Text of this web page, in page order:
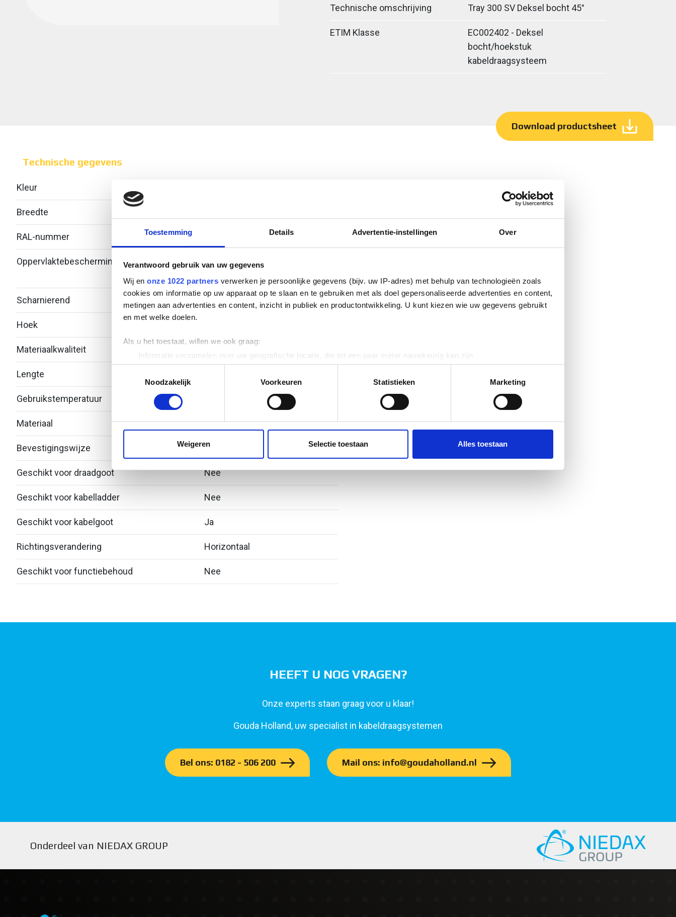
Toestemming Details Advertentie-instellingen Over
Verantwoord gebruik van uw gegevens
Wij en onze 1022 partners verwerken je persoonlijke gegevens (bijv. uw IP-adres) met behulp van technologieën zoals
cookies om informatie op uw apparaat op te slaan en te gebruiken met als doel gepersonaliseerde advertenties en content,
metingen aan advertenties en content, inzicht in publiek en productontwikkeling. U kunt kiezen wie uw gegevens gebruikt
en met welke doelen.
Als u het toestaat, willen we ook graag:
Informatie verzamelen over uw geografische locatie, die tot een paar meter nauwkeurig kan zijn
Uw apparaat identificeren door het actief te scannen op specifieke eigenschappen (fingerprinting)
Lees meer over hoe uw persoonlijke gegevens worden verwerkt en stel uw voorkeuren in het
detailgedeeltein. U kunt uw
toestemming op elk moment wijzigen of intrekken in de Cookieverklaring.
websiteverkeer te analyseren. Ook delen we informatie over uw gebruik van onze site met onze partners voor social
media, adverteren en analyse. Deze partners kunnen deze gegevens combineren met andere informatie die u aan ze heeft
Noodzakelijk
Voorkeuren Statistieken Marketing
Weigeren Selectie toestaan Alles toestaan
Technische omschrijving Tray 300 SV Deksel bocht 45°
ETIM Klasse
EC002402 - Deksel
bocht/hoekstuk
kabeldraagsysteem
Download productsheet
Technische gegevens
Kleur
Breedte
RAL-nummer
Oppervlaktebescherming
Bandverzinkt (sendzimir
Scharnierend Nee
Hoek
Materiaalkwaliteit
Lengte
Gebruikstemperatuur
Materiaal Staal
Bevestigingswijze Dekselklem
Geschikt voor draadgoot Nee
Geschikt voor kabelladder Nee
Geschikt voor kabelgoot Ja
Richtingsverandering Horizontaal
Geschikt voor functiebehoud Nee
HEEFT U NOG VRAGEN?
Onze experts staan graag voor u klaar!
Gouda Holland, uw specialist in kabeldraagsystemen
Bel ons: 0182 - 506 200 Mail ons: info@goudaholland.nl
Onderdeel van NIEDAX GROUP